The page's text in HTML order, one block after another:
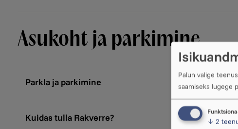
Asukoht ja parkimine
Parkla ja parkimine
Kuidas tulla Rakverre?
Palun valige
saamiseks lugege
↓ 2